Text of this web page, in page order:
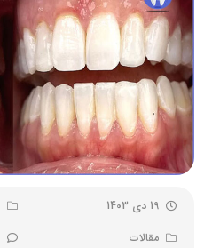
19 دی 1403
مقالات